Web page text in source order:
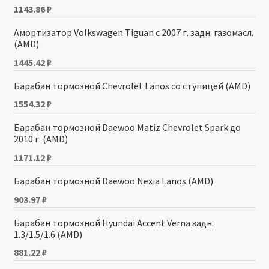
1143.86₽
Амортизатор Volkswagen Tiguan с 2007 г. задн. газомасл.
(AMD)
1445.42₽
Барабан тормозной Chevrolet Lanos со ступицей (AMD)
1554.32₽
Барабан тормозной Daewoo Matiz Chevrolet Spark до
2010 г. (AMD)
1171.12₽
Барабан тормозной Daewoo Nexia Lanos (AMD)
903.97₽
Барабан тормозной Hyundai Accent Verna задн.
1.3/1.5/1.6 (AMD)
881.22₽